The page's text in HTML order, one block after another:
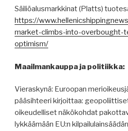
Säiliöalusmarkkinat (Platts)
https://
market-climbs-into-overbought-
optimism/
Maailmankauppa ja politiikka:
Vieraskynä: Euroopan
pääsihteeri kirjoittaa:
oikeudelliset näkökohdat
lykkäämään EU:n